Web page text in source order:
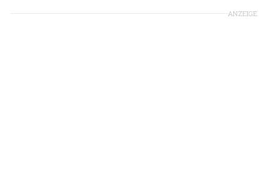
ANZEIGE